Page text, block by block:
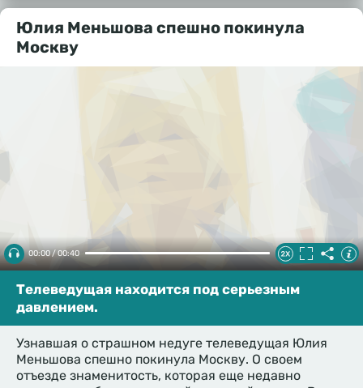
Юлия Меньшова спешно покинула
Москву
00:00 / 00:40
Телеведущая находится под серьезным
давлением.
Узнавшая о страшном недуге телеведущая Юлия
Меньшова спешно покинула Москву. О своем
отъезде знаменитость, которая еще недавно